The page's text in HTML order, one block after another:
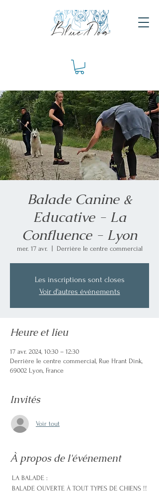
Balade Canine &
Educative - La
Confluence - Lyon
mer. 17 avr.
  |
Derrière le centre commercial
Les inscriptions sont closes
Voir d'autres événements
Heure et lieu
17 avr. 2024, 10:30 – 12:30
Derrière le centre commercial, Rue Hrant Dink,
69002 Lyon, France
Invités
Voir tout
À propos de l'événement
LA BALADE :
BALADE OUVERTE À TOUT TYPES DE CHIENS !!